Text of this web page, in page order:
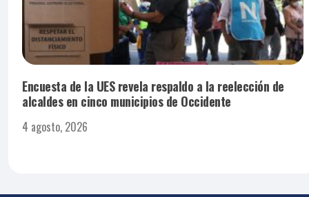
Encuesta de la UES revela respaldo a la reelección de
alcaldes en cinco municipios de Occidente
4 agosto, 2026